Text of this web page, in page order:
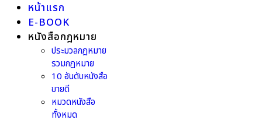
หน้าแรก
E-BOOK
หนังสือกฎหมาย
ประมวลกฎหมาย
รวมกฎหมาย
10 อันดับหนังสือ
ขายดี
หมวดหนังสือ
ทั้งหมด